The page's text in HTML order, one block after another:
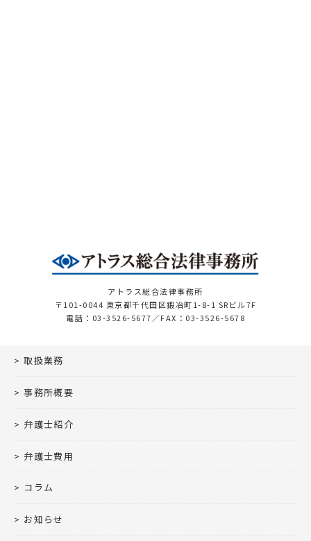
アトラス総合法律事務所
〒101-0044 東京都千代田区鍛冶町1-8-1 SRビル7F
電話：03-3526-5677／FAX：03-3526-5678
取扱業務
事務所概要
弁護士紹介
弁護士費用
コラム
お知らせ